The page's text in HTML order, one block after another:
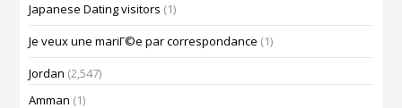
Japanese Dating visitors (1)
Je veux une mariГ©e par correspondance (1)
Jordan (2,547)
Amman (1)